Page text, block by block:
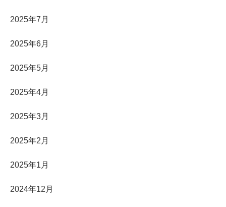
2025年7月
2025年6月
2025年5月
2025年4月
2025年3月
2025年2月
2025年1月
2024年12月